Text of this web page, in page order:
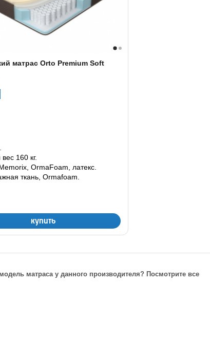
матрас Orto Premium Soft
купить
160 кг.
OrmaFoam, латекс.
ткань, Ormafoam.
матраса у данного производителя? Посмотрите все